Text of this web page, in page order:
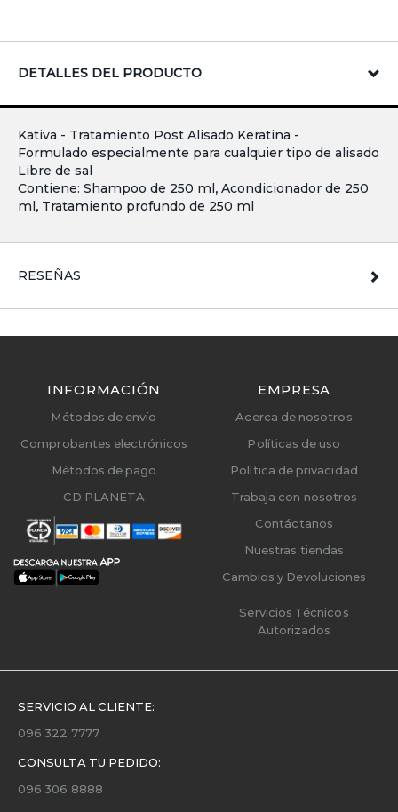
DETALLES DEL PRODUCTO
Kativa - Tratamiento Post Alisado Keratina -
Formulado especialmente para cualquier tipo de alisado
Libre de sal
Contiene: Shampoo de 250 ml, Acondicionador de 250
ml, Tratamiento profundo de 250 ml
RESEÑAS
INFORMACIÓN
Métodos de envío
Comprobantes electrónicos
Métodos de pago
CD PLANETA
EMPRESA
Acerca de nosotros
Políticas de uso
Política de privacidad
Trabaja con nosotros
Contáctanos
Nuestras tiendas
Cambios y Devoluciones
Servicios Técnicos
Autorizados
SERVICIO AL CLIENTE:
096 322 7777
CONSULTA TU PEDIDO:
096 306 8888